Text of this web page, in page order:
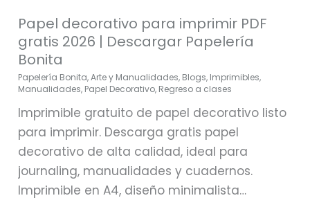
Papel decorativo para imprimir PDF
gratis 2026 | Descargar Papelería
Bonita
Papelería Bonita,Arte y Manualidades, Blogs, Imprimibles,
Manualidades, Papel Decorativo, Regreso a clases
Imprimible gratuito de papel decorativo listo
para imprimir. Descarga gratis papel
decorativo de alta calidad, ideal para
journaling, manualidades y cuadernos.
Imprimible en A4, diseño minimalista…